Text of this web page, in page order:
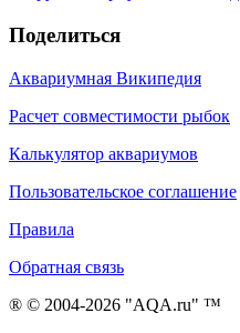
Поделиться
Аквариумная Википедия
Расчет совместимости рыбок
Калькулятор аквариумов
Пользовательское соглашение
Правила
Обратная связь
® © 2004-2026 "AQA.ru" ™